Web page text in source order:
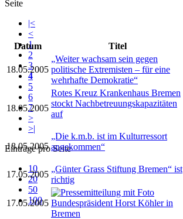
Seite
|<
<
1
2
3
4
5
6
7
>
>|
Einträge pro Seite
10
20
50
100
Datum Titel
18.05.2005
„Weiter wachsam sein gegen
politische Extremisten – für eine
wehrhafte Demokratie“
18.05.2005
Rotes Kreuz Krankenhaus Bremen
stockt Nachbetreuungskapazitäten
auf
18.05.2005
„Die k.m.b. ist im Kulturressort
angekommen“
17.05.2005
„Günter Grass Stiftung Bremen“ ist
richtig
17.05.2005 Bundespräsident Horst Köhler in
Bremen